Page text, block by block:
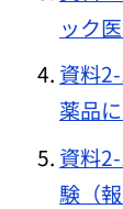
ック
資料
薬品
資料
験（